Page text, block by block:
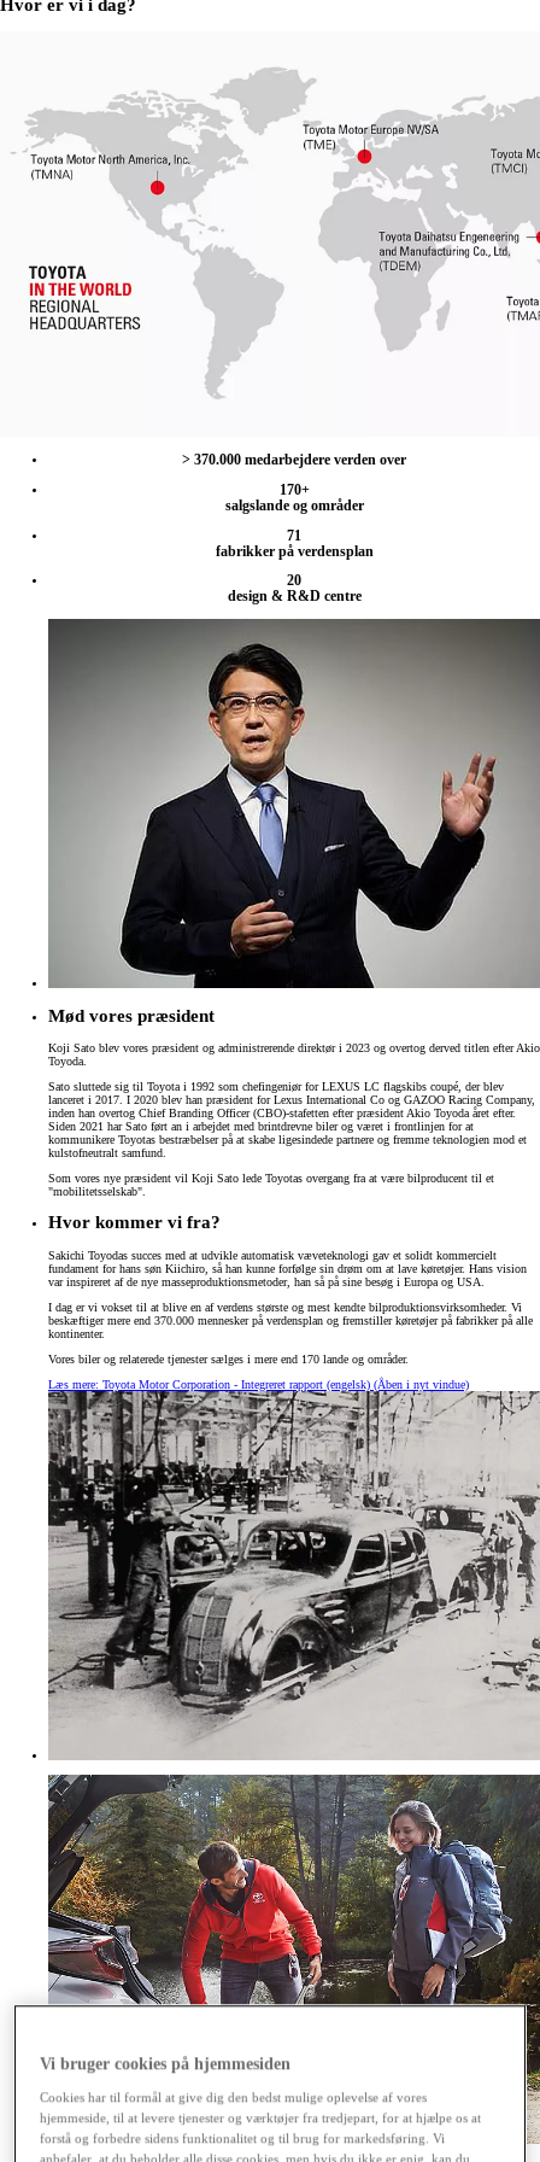
Hvor er vi i dag?
> 370.000 medarbejdere verden over
170+
salgslande og områder
71
fabrikker på verdensplan
20
design & R&D centre
Mød vores præsident
Koji Sato blev vores præsident og administrerende direktør i 2023 og overtog derved titlen efter Akio
Toyoda.
Sato sluttede sig til Toyota i 1992 som chefingeniør for LEXUS LC flagskibs coupé, der blev
lanceret i 2017. I 2020 blev han præsident for Lexus International Co og GAZOO Racing Company,
inden han overtog Chief Branding Officer (CBO)-stafetten efter præsident Akio Toyoda året efter.
Siden 2021 har Sato ført an i arbejdet med brintdrevne biler og været i frontlinjen for at
kommunikere Toyotas bestræbelser på at skabe ligesindede partnere og fremme teknologien mod et
kulstofneutralt samfund.
Som vores nye præsident vil Koji Sato lede Toyotas overgang fra at være bilproducent til et
"mobilitetsselskab".
Hvor kommer vi fra?
Sakichi Toyodas succes med at udvikle automatisk væveteknologi gav et solidt kommercielt
fundament for hans søn Kiichiro, så han kunne forfølge sin drøm om at lave køretøjer. Hans vision
var inspireret af de nye masseproduktionsmetoder, han så på sine besøg i Europa og USA.
I dag er vi vokset til at blive en af verdens største og mest kendte bilproduktionsvirksomheder. Vi
beskæftiger mere end 370.000 mennesker på verdensplan og fremstiller køretøjer på fabrikker på alle
kontinenter.
Vores biler og relaterede tjenester sælges i mere end 170 lande og områder.
Læs mere: Toyota Motor Corporation - Integreret rapport (engelsk) (Åben i nyt vindue)
Vi bruger cookies på hjemmesiden
Cookies har til formål at give dig den bedst mulige oplevelse af vores
hjemmeside, til at levere tjenester og værktøjer fra tredjepart, for at hjælpe os at
forstå og forbedre sidens funktionalitet og til brug for markedsføring. Vi